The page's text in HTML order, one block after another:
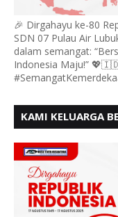
🎉 Dirgahayu ke-80
SDN 07 Pulau Air
dalam semangat:
Indonesia Maju!”
KAMI KELUARGA
BERDAULAT